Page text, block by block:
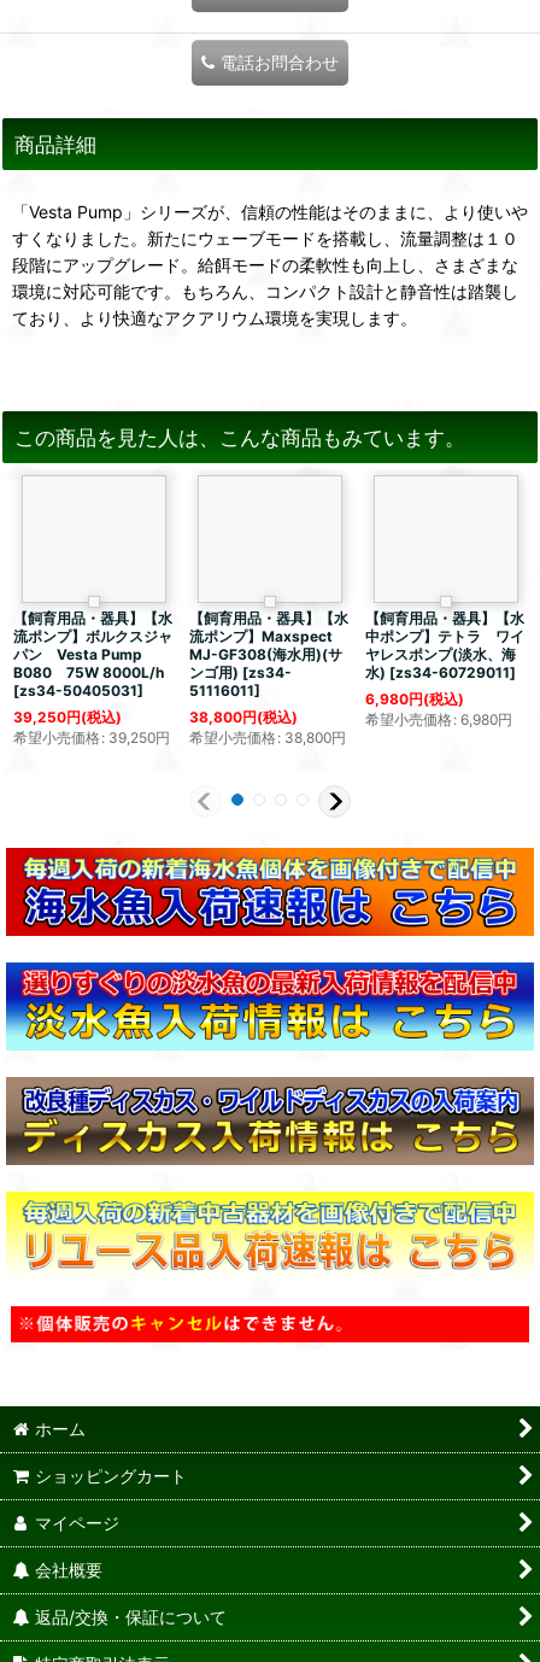
電話お問合わせ
商品詳細
「Vesta Pump」シリーズが、信頼の性能はそのままに、より使いや
すくなりました。新たにウェーブモードを搭載し、流量調整は１０
段階にアップグレード。給餌モードの柔軟性も向上し、さまざまな
環境に対応可能です。もちろん、コンパクト設計と静音性は踏襲し
ており、より快適なアクアリウム環境を実現します。
この商品を見た人は、こんな商品もみています。
【飼育用品・器具】【水
流ポンプ】ボルクスジャ
パン Vesta Pump
B080 75W 8000L/h
[zs34-50405031]
39,250円(税込)
希望小売価格: 39,250円
【飼育用品・器具】【水
流ポンプ】Maxspect
MJ-GF308(海水用)(サ
ンゴ用) [zs34-
51116011]
38,800円(税込)
希望小売価格: 38,800円
【飼育用品・器具】【水
中ポンプ】テトラ ワイ
ヤレスポンプ(淡水、海
水) [zs34-60729011]
6,980円(税込)
希望小売価格: 6,980円
ホーム
ショッピングカート
マイページ
会社概要
返品/交換・保証について